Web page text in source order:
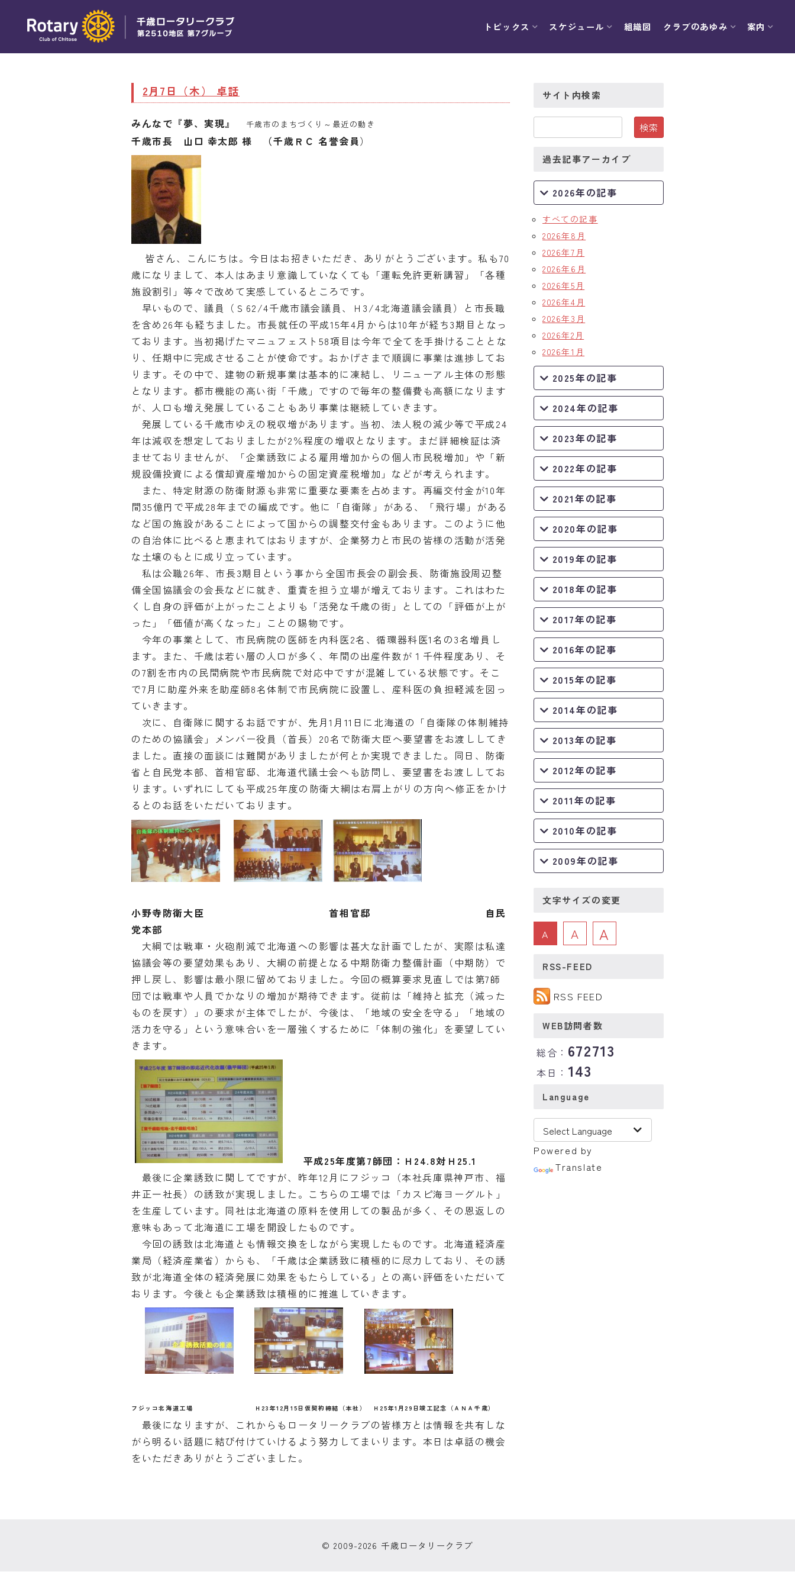
トピックス スケジュール 組織図 クラブのあゆみ 案内
2月7日（木） 卓話
みんなで『夢、実現』 千歳市のまちづくり～最近の動き
千歳市長 山口 幸太郎 様 （千歳ＲＣ 名誉会員）
皆さん、こんにちは。今日はお招きいただき、ありがとうございます。私も70
歳になりまして、本人はあまり意識していなくても「運転免許更新講習」「各種
施設割引」等々で改めて実感しているところです。
早いもので、議員（Ｓ62/4千歳市議会議員、Ｈ3/4北海道議会議員）と市長職
を含め26年も経ちました。市長就任の平成15年4月からは10年が経ち3期目となっ
ております。当初掲げたマニュフェスト58項目は今年で全てを手掛けることとな
り、任期中に完成させることが使命です。おかげさまで順調に事業は進捗してお
ります。その中で、建物の新規事業は基本的に凍結し、リニューアル主体の形態
となります。都市機能の高い街「千歳」ですので毎年の整備費も高額になります
が、人口も増え発展していることもあり事業は継続していきます。
発展している千歳市ゆえの税収増があります。当初、法人税の減少等で平成24
年は減収を想定しておりましたが2％程度の増収となります。まだ詳細検証は済
ませておりませんが、「企業誘致による雇用増加からの個人市民税増加」や「新
規設備投資による償却資産増加からの固定資産税増加」などが考えられます。
また、特定財源の防衛財源も非常に重要な要素を占めます。再編交付金が10年
間35億円で平成28年までの編成です。他に「自衛隊」がある、「飛行場」がある
など国の施設があることによって国からの調整交付金もあります。このように他
の自治体に比べると恵まれてはおりますが、企業努力と市民の皆様の活動が活発
な土壌のもとに成り立っています。
私は公職26年、市長3期目という事から全国市長会の副会長、防衛施設周辺整
備全国協議会の会長などに就き、重責を担う立場が増えております。これはわた
くし自身の評価が上がったことよりも「活発な千歳の街」としての「評価が上が
った」「価値が高くなった」ことの賜物です。
今年の事業として、市民病院の医師を内科医2名、循環器科医1名の3名増員し
ます。また、千歳は若い層の人口が多く、年間の出産件数が１千件程度あり、そ
の7割を市内の民間病院や市民病院で対応中ですが混雑している状態です。そこ
で7月に助産外来を助産師8名体制で市民病院に設置し、産科医の負担軽減を図っ
ていきます。
次に、自衛隊に関するお話ですが、先月1月11日に北海道の「自衛隊の体制維持
のための協議会」メンバー役員（首長）20名で防衛大臣へ要望書をお渡ししてき
ました。直接の面談には難関がありましたが何とか実現できました。同日、防衛
省と自民党本部、首相官邸、北海道代議士会へも訪問し、要望書をお渡ししてお
ります。いずれにしても平成25年度の防衛大綱は右肩上がりの方向へ修正をかけ
るとのお話をいただいております。
小野寺防衛大臣
首相官邸 自民
党本部
大綱では戦車・火砲削減で北海道への影響は甚大な計画でしたが、実際は私達
協議会等の要望効果もあり、大綱の前提となる中期防衛力整備計画（中期防）で
押し戻し、影響は最小限に留めておりました。今回の概算要求見直しでは第7師
団では戦車や人員でかなりの増加が期待できます。従前は「維持と拡充（減った
ものを戻す）」の要求が主体でしたが、今後は、「地域の安全を守る」「地域の
活力を守る」という意味合いを一層強くするために「体制の強化」を要望してい
きます。
平成25年度第7師団：Ｈ24.8対Ｈ25.1
最後に企業誘致に関してですが、昨年12月にフジッコ（本社兵庫県神戸市、福
井正一社長）の誘致が実現しました。こちらの工場では「カスピ海ヨーグルト」
を生産しています。同社は北海道の原料を使用しての製品が多く、その恩返しの
意味もあって北海道に工場を開設したものです。
今回の誘致は北海道とも情報交換をしながら実現したものです。北海道経済産
業局（経済産業省）からも、「千歳は企業誘致に積極的に尽力しており、その誘
致が北海道全体の経済発展に効果をもたらしている」との高い評価をいただいて
おります。今後とも企業誘致は積極的に推進していきます。
フジッコ北海道工場 Ｈ23年12月15日仮契約締結（本社） Ｈ25年1月29日竣工記念（ＡＮＡ千歳）
最後になりますが、これからもロータリークラブの皆様方とは情報を共有しな
がら明るい話題に結び付けていけるよう努力してまいります。本日は卓話の機会
をいただきありがとうございました。
サイト内検索
過去記事アーカイブ
2026年の記事
すべての記事
2026年8月
2026年7月
2026年6月
2026年5月
2026年4月
2026年3月
2026年2月
2026年1月
2025年の記事
2024年の記事
2023年の記事
2022年の記事
2021年の記事
2020年の記事
2019年の記事
2018年の記事
2017年の記事
2016年の記事
2015年の記事
2014年の記事
2013年の記事
2012年の記事
2011年の記事
2010年の記事
2009年の記事
文字サイズの変更
A A A
RSS-FEED
RSS FEED
WEB訪問者数
総合： 672713
本日： 143
Language
Powered by
Translate
© 2009-2026 千歳ロータリークラブ